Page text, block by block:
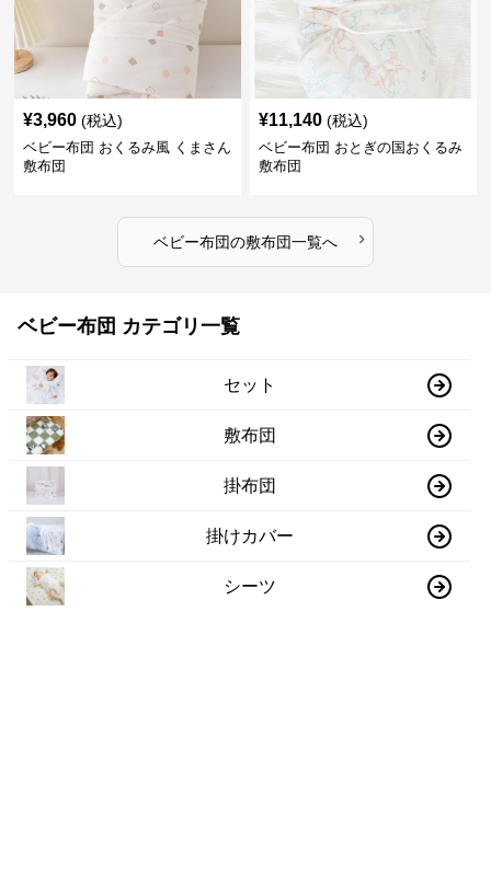
¥3,960 (税込)
ベビー布団 おくるみ風 くまさん
敷布団
¥11,140 (税込)
ベビー布団 おとぎの国おくるみ
敷布団
ベビー布団の敷布団一覧へ ›
ベビー布団 カテゴリ一覧
セット
敷布団
掛布団
掛けカバー
シーツ